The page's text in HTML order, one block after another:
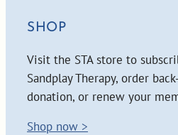
SHOP
Visit the STA store to
Sandplay Therapy, order
donation, or renew your
Shop now >